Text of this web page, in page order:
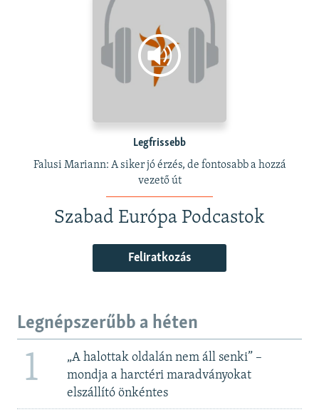
Legfrissebb
Falusi Mariann: A siker jó érzés, de fontosabb a hozzá
vezető út
Szabad Európa Podcastok
Feliratkozás
Legnépszerűbb a héten
1
„A halottak oldalán nem áll senki” –
mondja a harctéri maradványokat
elszállító önkéntes